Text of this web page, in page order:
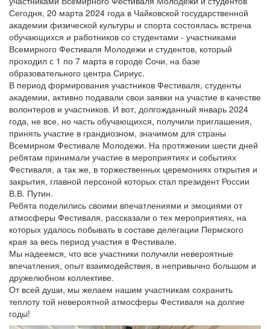
Сегодня, 20 марта 2024 года в Чайковской государственной
академии физической культуры и спорта состоялась встреча
обучающихся и работников со студентами - участниками
Всемирного Фестиваля Молодежи и студентов, который
проходил с 1 по 7 марта в городе Сочи, на базе
образовательного центра Сириус.
В период формирования участников Фестиваля, студенты
академии, активно подавали свои заявки на участие в качестве
волонтеров и участников. И вот, долгожданный январь 2024
года, не все, но часть обучающихся, получили приглашения,
принять участие в грандиозном, значимом для страны
Всемирном Фестивале Молодежи. На протяжении шести дней
ребятам принимали участие в мероприятиях и событиях
Фестиваля, а так же, в торжественных церемониях открытия и
закрытия, главной персоной которых стал президент России
В.В. Путин.
Ребята поделились своими впечатлениями и эмоциями от
атмосферы Фестиваля, рассказали о тех мероприятиях, на
которых удалось побывать в составе делегации Пермского
края за весь период участия в Фестивале.
Мы надеемся, что все участники получили невероятные
впечатления, опыт взаимодействия, в непривычно большом и
дружелюбном коллективе.
От всей души, мы желаем нашим участникам сохранить
теплоту той невероятной атмосферы Фестиваля на долгие
годы!